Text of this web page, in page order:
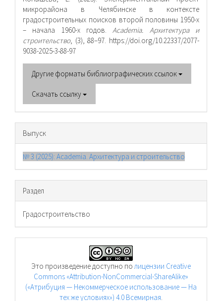
микрорайона в Челябинске в контексте
градостроительных поисков второй половины 1950-х
– начала 1960-х годов.Academia. Архитектура и
строительство, (3), 88–97. https://doi.org/10.22337/2077-
9038-2025-3-88-97
Другие форматы библиографических ссылок
Скачать ссылку
Выпуск
№ 3 (2025): Academia. Архитектура и строительство
Раздел
Градостроительство
Это произведение доступно полицензии Creative
Commons «Attribution-NonCommercial-ShareAlike»
(«Атрибуция — Некоммерческое использование — На
тех же условиях») 4.0 Всемирная.